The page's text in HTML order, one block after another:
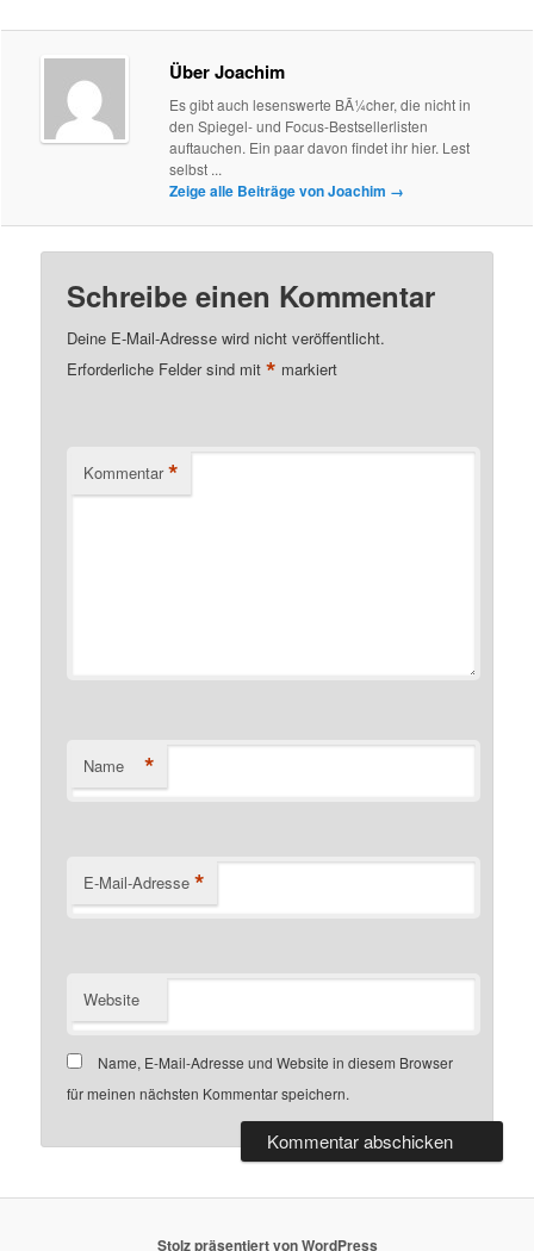
Über Joachim
Es gibt auch lesenswerte BÃ¼cher, die nicht in
den Spiegel- und Focus-Bestsellerlisten
auftauchen. Ein paar davon findet ihr hier. Lest
selbst ...
Zeige alle Beiträge von Joachim →
Schreibe einen Kommentar
Deine E-Mail-Adresse wird nicht veröffentlicht.
Erforderliche Felder sind mit* markiert
Kommentar *
Name *
E-Mail-Adresse *
Website
Name, E-Mail-Adresse und Website in diesem Browser
für meinen nächsten Kommentar speichern.
Stolz präsentiert von WordPress